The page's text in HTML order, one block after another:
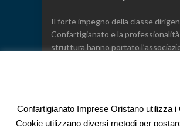
Il forte impegno della classe
Confartigianato e la professionalità
struttura hanno portato
Confartigianato Imprese Oristano utilizza
Cookie utilizzano diversi metodi per